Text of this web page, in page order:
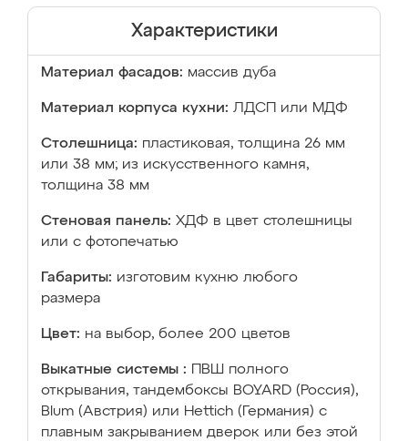
Характеристики
Материал фасадов: массив дуба
Материал корпуса кухни: ЛДСП или МДФ
Столешница: пластиковая, толщина 26 мм
или 38 мм; из искусственного камня,
толщина 38 мм
Стеновая панель: ХДФ в цвет столешницы
или с фотопечатью
Габариты: изготовим кухню любого
размера
Цвет: на выбор, более 200 цветов
Выкатные системы :
ПВШ полного
открывания, тандембоксы BOYARD (Россия),
Blum (Австрия) или Hettich (Германия) с
плавным закрыванием дверок или без этой